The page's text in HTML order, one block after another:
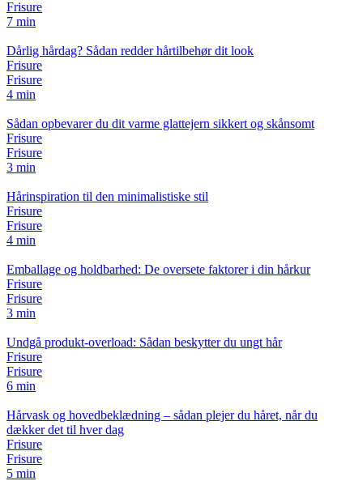
Frisure
7 min
Dårlig hårdag? Sådan redder hårtilbehør dit look
Frisure
Frisure
4 min
Sådan opbevarer du dit varme glattejern sikkert og skånsomt
Frisure
Frisure
3 min
Hårinspiration til den minimalistiske stil
Frisure
Frisure
4 min
Emballage og holdbarhed: De oversete faktorer i din hårkur
Frisure
Frisure
3 min
Undgå produkt-overload: Sådan beskytter du ungt hår
Frisure
Frisure
6 min
Hårvask og hovedbeklædning – sådan plejer du håret, når du
dækker det til hver dag
Frisure
Frisure
5 min